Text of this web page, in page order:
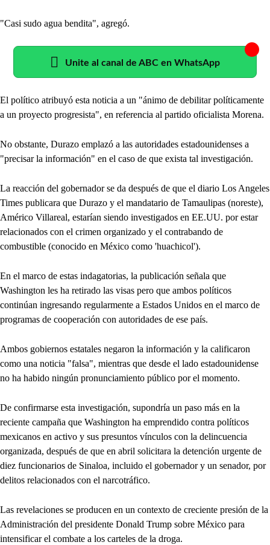
"Casi sudo agua bendita", agregó.
Unite al canal de ABC en WhatsApp
El político atribuyó esta noticia a un "ánimo de debilitar políticamente
a un proyecto progresista", en referencia al partido oficialista Morena.
No obstante, Durazo emplazó a las autoridades estadounidenses a
"precisar la información" en el caso de que exista tal investigación.
La reacción del gobernador se da después de que el diario Los Angeles
Times publicara que Durazo y el mandatario de Tamaulipas (noreste),
Américo Villareal, estarían siendo investigados en EE.UU. por estar
relacionados con el crimen organizado y el contrabando de
combustible (conocido en México como 'huachicol').
En el marco de estas indagatorias, la publicación señala que
Washington les ha retirado las visas pero que ambos políticos
continúan ingresando regularmente a Estados Unidos en el marco de
programas de cooperación con autoridades de ese país.
Ambos gobiernos estatales negaron la información y la calificaron
como una noticia "falsa", mientras que desde el lado estadounidense
no ha habido ningún pronunciamiento público por el momento.
De confirmarse esta investigación, supondría un paso más en la
reciente campaña que Washington ha emprendido contra políticos
mexicanos en activo y sus presuntos vínculos con la delincuencia
organizada, después de que en abril solicitara la detención urgente de
diez funcionarios de Sinaloa, incluido el gobernador y un senador, por
delitos relacionados con el narcotráfico.
Las revelaciones se producen en un contexto de creciente presión de la
Administración del presidente Donald Trump sobre México para
intensificar el combate a los carteles de la droga.